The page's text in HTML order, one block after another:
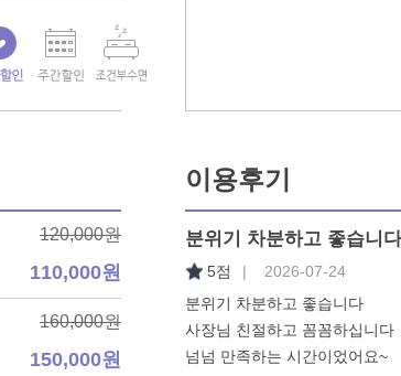
120,000원
110,000원
160,000원
150,000원
이용후기
분위기 차분하고 좋습니다
5점
| 2026-07-24
분위기 차분하고 좋습니다
사장님 친절하고 꼼꼼하십니다
넘넘 만족하는 시간이었어요~